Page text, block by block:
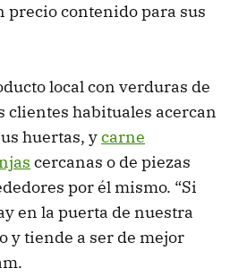
precio contenido para sus
local con verduras de
clientes habituales acercan
huertas, ycarne
cercanas o de piezas
por él mismo. “Si
en la puerta de nuestra
y tiende a ser de mejor